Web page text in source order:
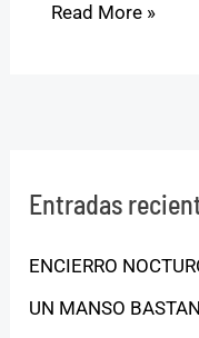
Read More »
Entradas
ENCIERRO
UN MANSO